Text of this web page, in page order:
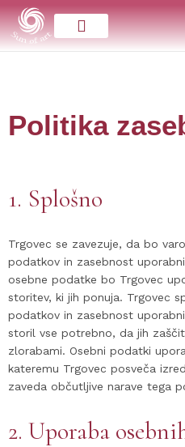
Politika
1. Splošno
Trgovec se zavezuje, da bo
podatkov in zasebnost
osebne podatke bo Trgovec
storitev, ki jih ponuja. Trgovec
podatkov in zasebnost
storil vse potrebno, da jih
zlorabami. Osebni podatki
kateremu Trgovec posveča
zaveda občutljive narave tega
2. Uporaba